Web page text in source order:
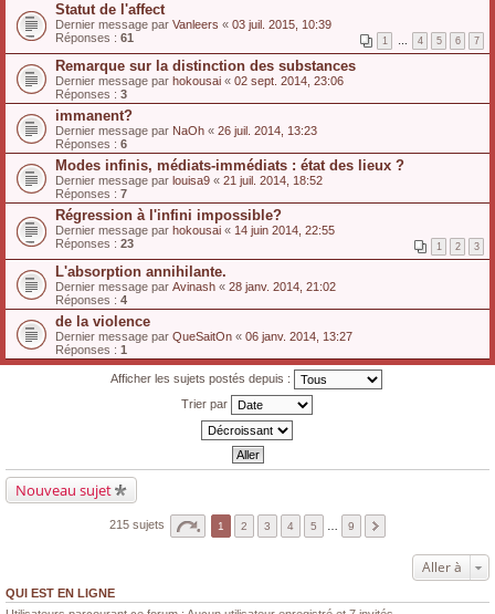
Statut de l'affect
Dernier message par Vanleers « 03 juil. 2015, 10:39
Réponses : 61 1 … 4 5 6 7
Remarque sur la distinction des substances
Dernier message par hokousai « 02 sept. 2014, 23:06
Réponses : 3
immanent?
Dernier message par NaOh « 26 juil. 2014, 13:23
Réponses : 6
Modes infinis, médiats-immédiats : état des lieux ?
Dernier message par louisa9 « 21 juil. 2014, 18:52
Réponses : 7
Régression à l'infini impossible?
Dernier message par hokousai « 14 juin 2014, 22:55
Réponses : 23 1 2 3
L'absorption annihilante.
Dernier message par Avinash « 28 janv. 2014, 21:02
Réponses : 4
de la violence
Dernier message par QueSaitOn « 06 janv. 2014, 13:27
Réponses : 1
Afficher les sujets postés depuis :
Trier par
Nouveau sujet
215 sujets 1 2 3 4 5 9
Aller à
QUI EST EN LIGNE